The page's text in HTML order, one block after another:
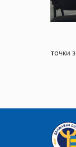
точки